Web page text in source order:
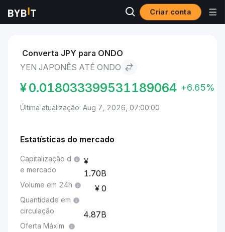
Criar conta
Mercados Yen japonês to Ondo
Converta JPY para ONDO
YEN JAPONÊS ATÉ ONDO
¥0.018033399531189064 +6.65%
Última atualização: Aug 7, 2026, 07:00:00
Estatísticas do mercado
Capitalização d
e mercado
1.70B
Volume em 24h 0
Quantidade em
circulação
4.87B
Oferta Máxim